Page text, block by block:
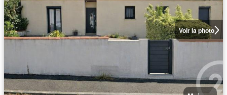
Voir la photo